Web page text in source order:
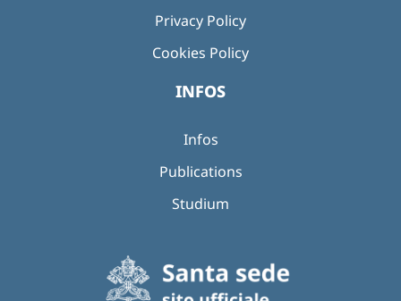
Privacy Policy
Cookies Policy
INFOS
Infos
Publications
Studium